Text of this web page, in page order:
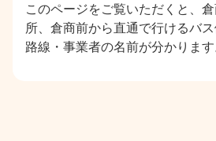
このページをご覧いただくと、
所、倉商前から直通で行けるバ
路線・事業者の名前が分かります